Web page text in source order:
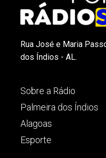
Rua José e Maria
dos Índios - AL.
Sobre a Rádio
Palmeira dos Índios
Alagoas
Esporte